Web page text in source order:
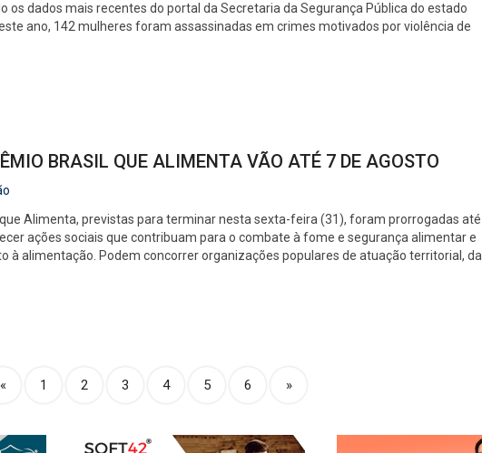
os dados mais recentes do portal da Secretaria da Segurança Pública do estado
ano, 142 mulheres foram assassinadas em crimes motivados por violência de
BRASIL QUE ALIMENTA VÃO ATÉ 7 DE AGOSTO
Alimenta, previstas para terminar nesta sexta-feira (31), foram prorrogadas até
ações sociais que contribuam para o combate à fome e segurança alimentar e
à alimentação. Podem concorrer organizações populares de atuação territorial, da
« 1 (current)
2 3 4 5 6 »